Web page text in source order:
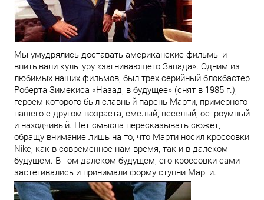
Мы умудрялись доставать американские фильмы и
впитывали культуру «загнивающего Запада». Одним из
любимых наших фильмов, был трех серийный блокбастер
Роберта Зимекиса «Назад, в будущее» (снят в 1985 г.),
героем которого был славный парень Марти, примерного
нашего с другом возраста, смелый, веселый, остроумный
и находчивый. Нет смысла пересказывать сюжет,
обращу внимание лишь на то, что Марти носил кроссовки
Nike, как в современное нам время, так и в далеком
будущем. В том далеком будущем, его кроссовки сами
застегивались и принимали форму ступни Марти.